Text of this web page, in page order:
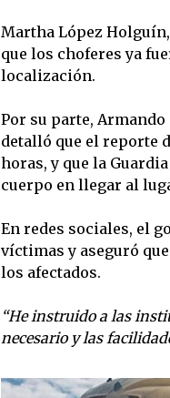
Martha López
que los choferes ya
localización.
Por su parte,
detalló que el reporte
horas, y que la
cuerpo en llegar al
En redes sociales, el
víctimas y aseguró
los afectados.
“He instruido a las
necesario y las